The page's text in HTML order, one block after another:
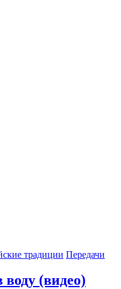
традиции Передачи
(видео)